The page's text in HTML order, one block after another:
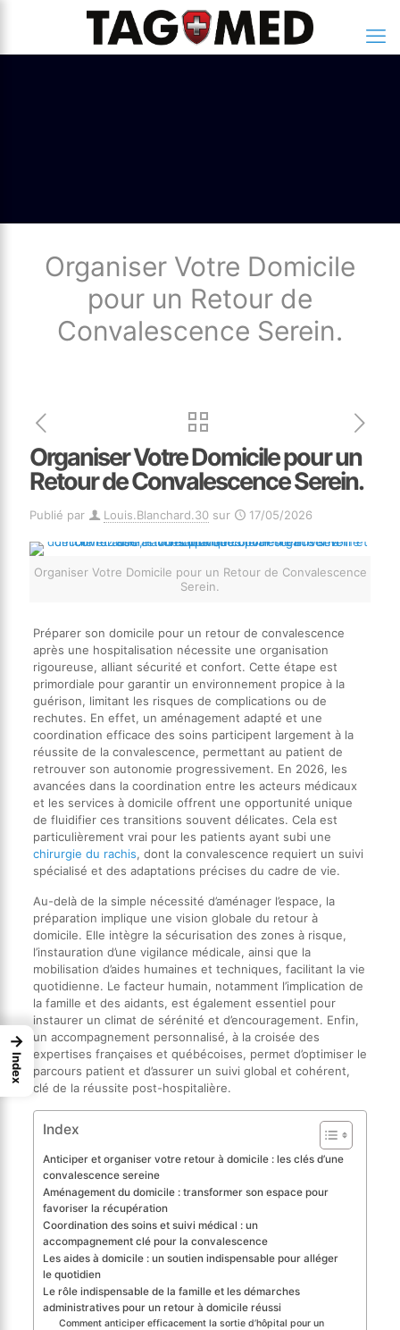
Organiser Votre Domicile
pour un Retour de
Convalescence Serein.
Organiser Votre Domicile pour un
Retour de Convalescence Serein.
Publié par Louis.Blanchard.30 sur 17/05/2026
Organiser Votre Domicile pour un Retour de Convalescence
Serein.
Préparer son domicile pour un retour de convalescence
après une hospitalisation nécessite une organisation
rigoureuse, alliant sécurité et confort. Cette étape est
primordiale pour garantir un environnement propice à la
guérison, limitant les risques de complications ou de
rechutes. En effet, un aménagement adapté et une
coordination efficace des soins participent largement à la
réussite de la convalescence, permettant au patient de
retrouver son autonomie progressivement. En 2026, les
avancées dans la coordination entre les acteurs médicaux
et les services à domicile offrent une opportunité unique
de fluidifier ces transitions souvent délicates. Cela est
particulièrement vrai pour les patients ayant subi une
chirurgie du rachis, dont la convalescence requiert un suivi
spécialisé et des adaptations précises du cadre de vie.
Au-delà de la simple nécessité d’aménager l’espace, la
préparation implique une vision globale du retour à
domicile. Elle intègre la sécurisation des zones à risque,
l’instauration d’une vigilance médicale, ainsi que la
mobilisation d’aides humaines et techniques, facilitant la vie
quotidienne. Le facteur humain, notamment l’implication de
la famille et des aidants, est également essentiel pour
instaurer un climat de sérénité et d’encouragement. Enfin,
un accompagnement personnalisé, à la croisée des
expertises françaises et québécoises, permet d’optimiser le
parcours patient et d’assurer un suivi global et cohérent,
clé de la réussite post-hospitalière.
Index
Anticiper et organiser votre retour à domicile : les clés d’une
convalescence sereine
Aménagement du domicile : transformer son espace pour
favoriser la récupération
Coordination des soins et suivi médical : un
accompagnement clé pour la convalescence
Les aides à domicile : un soutien indispensable pour alléger
le quotidien
Le rôle indispensable de la famille et les démarches
administratives pour un retour à domicile réussi
Comment anticiper efficacement la sortie d’hôpital pour un
→
Index